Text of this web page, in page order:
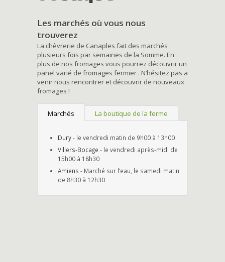
Les marchés où vous nous
trouverez
La chèvrerie de Canaples fait des marchés
plusieurs fois par semaines de la Somme. En
plus de nos fromages vous pourrez découvrir un
panel varié de fromages fermier . N’hésitez pas a
venir nous rencontrer et découvrir de nouveaux
fromages !
Marchés La boutique de la ferme
Dury- le vendredi matin de 9h00 à 13h00
Villers-Bocage - le vendredi après-midi de
15h00 à 18h30
Amiens - Marché sur l’eau, le samedi matin
de 8h30 à 12h30